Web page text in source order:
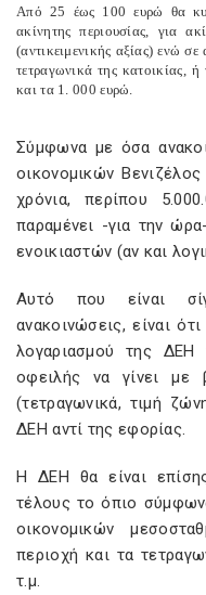
Από 25 έως 100 ευρώ θα
ακίνητης περιουσίας, για
(αντικειμενικής αξίας) ενώ
τετραγωνικά της κατοικίας,
και τα 1. 000 ευρώ.
Σύμφωνα με όσα
οικονομικών
χρόνια, περίπου
παραμένει -για την
ενοικιαστών (αν και
Αυτό που είναι
ανακοινώσεις, είναι
λογαριασμού της ΔΕΗ
οφειλής να γίνει με
(τετραγωνικά, τιμή
ΔΕΗ αντί της εφορίας.
Η ΔΕΗ θα είναι
τέλους το όπιο
οικονομικών
περιοχή και τα
τ.μ.